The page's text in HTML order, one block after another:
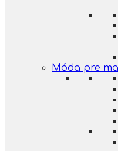
Móda pre